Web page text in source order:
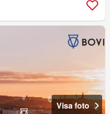
Visa foto